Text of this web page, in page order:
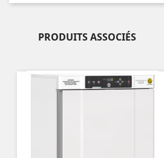
PRODUITS ASSOCIÉS